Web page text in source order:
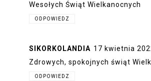
Wesołych Świąt Wielkanocnych
ODPOWIEDZ
SIKORKOLANDIA 17 kwietnia
Zdrowych, spokojnych świąt
ODPOWIEDZ